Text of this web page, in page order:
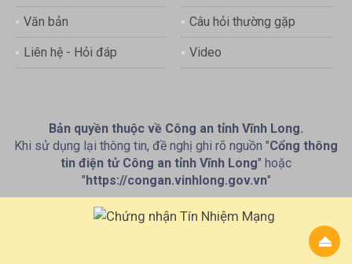
Văn bản Câu hỏi thường gặp
Liên hệ - Hỏi đáp Video
Bản quyền thuộc về Công an tỉnh Vĩnh Long.
Khi sử dụng lại thông tin, đề nghị ghi rõ nguồn "Cổng thông
tin điện tử Công an tỉnh Vĩnh Long" hoặc
"https://congan.vinhlong.gov.vn"